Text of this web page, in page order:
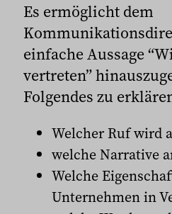
Es ermöglicht dem
einfache Aussage
vertreten”
Folgendes zu
Welcher Ruf wird
welche Narrative
Welche
Unternehmen in